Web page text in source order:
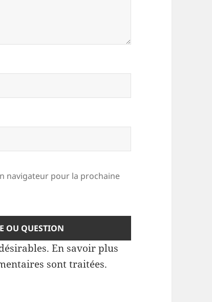
navigateur pour la prochaine
En savoir plus
sont traitées.